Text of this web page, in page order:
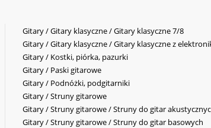
Gitary / Gitary klasyczne / Gitary klasyczne 7/8
Gitary / Gitary klasyczne / Gitary klasyczne z
Gitary / Kostki, piórka, pazurki
Gitary / Paski gitarowe
Gitary / Podnóżki, podgitarniki
Gitary / Struny gitarowe
Gitary / Struny gitarowe / Struny do gitar
Gitary / Struny gitarowe / Struny do gitar basowych